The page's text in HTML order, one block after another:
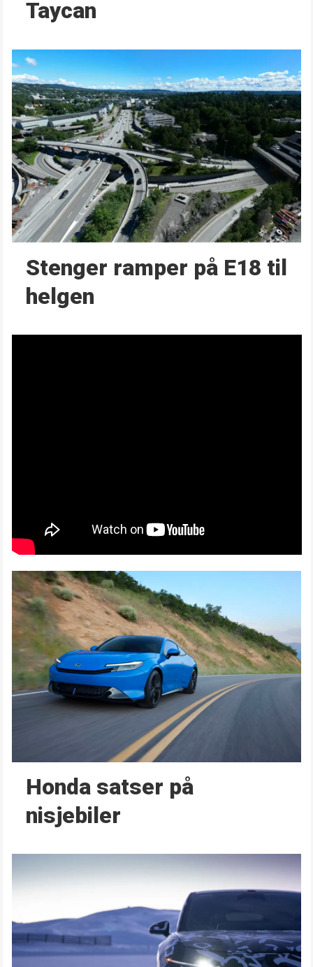
Taycan
Stenger ramper på E18 til
helgen
Honda satser på
nisjebiler